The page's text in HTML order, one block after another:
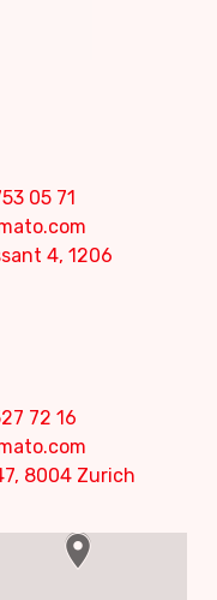
05 71
4, 1206
72 16
8004 Zurich